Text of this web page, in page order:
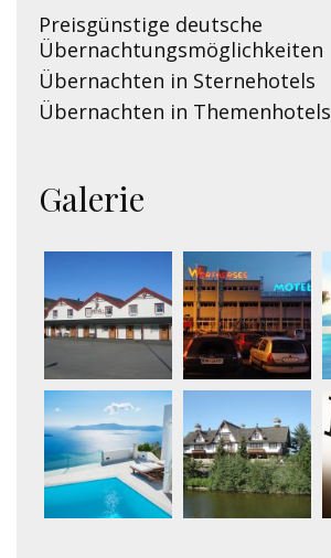
Preisgünstige deutsche
Übernachtungsmöglichkeiten
Übernachten in Sternehotels
Übernachten in Themenhotels
Galerie